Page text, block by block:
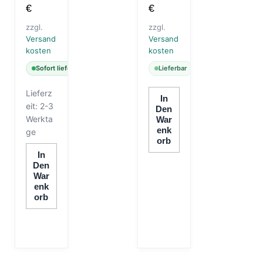
€
zzgl.
Versand
kosten
Sofort lieferbar
Lieferz
eit: 2-3
Werkta
ge
In
Den
War
Enk
Orb
€
zzgl.
Versand
kosten
Lieferbar
In
Den
War
Enk
Orb